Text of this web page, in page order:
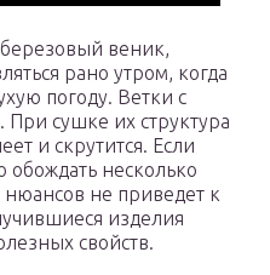
веник,
рано утром, когда
погоду. Ветки с
При сушке их структура
и скрутится. Если
несколько
не приведет к
изделия
свойств.